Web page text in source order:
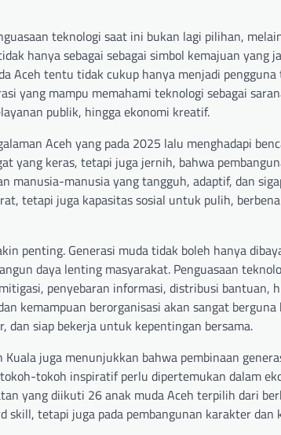
teknologi saat ini bukan lagi pilihan,
hanya sebagai sebagai simbol kemajuan yang
Aceh tentu tidak cukup hanya menjadi pengguna
yang mampu memahami teknologi sebagai
publik, hingga ekonomi kreatif.
Aceh yang pada 2025 lalu menghadapi
yang keras, tetapi juga jernih, bahwa
manusia yang tangguh, adaptif, dan
tetapi juga kapasitas sosial untuk pulih,
penting. Generasi muda tidak boleh hanya
daya lenting masyarakat. Penguasaan
penyebaran informasi, distribusi bantuan,
kemampuan berorganisasi akan sangat
dan siap bekerja untuk kepentingan bersama.
juga menunjukkan bahwa pembinaan
tokoh inspiratif perlu dipertemukan dalam
yang diikuti 26 anak muda Aceh terpilih dari
tetapi juga pada pembangunan karakter dan